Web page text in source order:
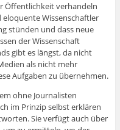
Öffentlichkeit verhandeln
Wissenschaftler
stünden und dass neue
der Wissenschaft
gibt es längst, da nicht
als nicht mehr
Aufgaben zu übernehmen.
ohne Journalisten
im Prinzip selbst erklären
Sie verfügt auch über